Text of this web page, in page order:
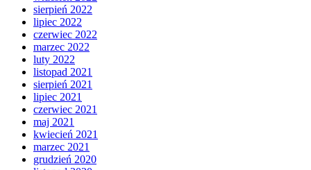
sierpień 2022
lipiec 2022
czerwiec 2022
marzec 2022
luty 2022
listopad 2021
sierpień 2021
lipiec 2021
czerwiec 2021
maj 2021
kwiecień 2021
marzec 2021
grudzień 2020